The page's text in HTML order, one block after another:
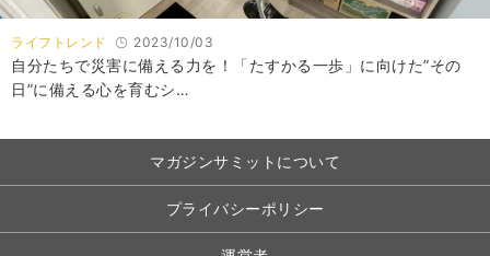
ライフトレンド 2023/10/03
自分たちで災害に備える力を！「たすかる一歩」に向けた”その
日”に備える心を育むシ…
マガジンサミットについて
プライバシーポリシー